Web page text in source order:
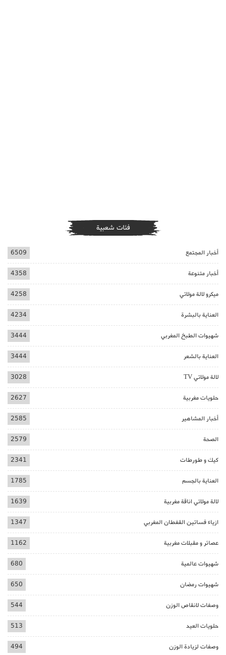
فئات شعبية
أخبار المجتمع 6509
أخبار متنوعة 4358
ميكرو لالة مولاتي 4258
العناية بالبشرة 4234
شهيوات الطبخ المغربي 3444
العناية بالشعر 3444
لالة مولاتي TV 3028
حلويات مغربية 2627
أخبار المشاهير 2585
الصحة 2579
كيك و طورطات 2341
العناية بالجسم 1785
لالة مولاتي اناقة مغربية 1639
ازياء فساتين القفطان المغربي 1347
عصائر و مقبلات مغربية 1162
شهيوات عالمية 680
شهيوات رمضان 650
وصفات لانقاص الوزن 544
حلويات العيد 513
وصفات لزيادة الوزن 494